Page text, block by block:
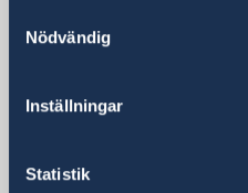
Nödvändig
Inställningar
Statistik
1000 Skopje
Telefonnummer
Receptionen
+389 2 329 78 80